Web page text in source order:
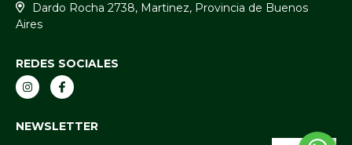
Dardo Rocha 2738, Martinez, Provincia de Buenos
Aires
REDES SOCIALES
NEWSLETTER